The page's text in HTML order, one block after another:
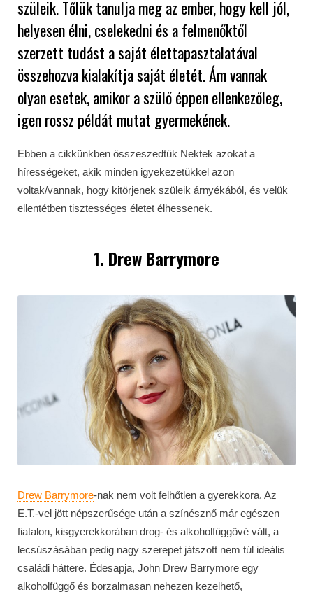
szüleik. Tőlük tanulja meg az ember, hogy kell jól,
helyesen élni, cselekedni és a felmenőktől
szerzett tudást a saját élettapasztalatával
összehozva kialakítja saját életét. Ám vannak
olyan esetek, amikor a szülő éppen ellenkezőleg,
igen rossz példát mutat gyermekének.
Ebben a cikkünkben összeszedtük Nektek azokat a
hírességeket, akik minden igyekezetükkel azon
voltak/vannak, hogy kitörjenek szüleik árnyékából, és velük
ellentétben tisztességes életet élhessenek.
1. Drew Barrymore
Drew Barrymore-nak nem volt felhőtlen a gyerekkora. Az
E.T.-vel jött népszerűsége után a színésznő már egészen
fiatalon, kisgyerekkorában drog- és alkoholfüggővé vált, a
lecsúszásában pedig nagy szerepet játszott nem túl ideális
családi háttere. Édesapja, John Drew Barrymore egy
alkoholfüggő és borzalmasan nehezen kezelhető,